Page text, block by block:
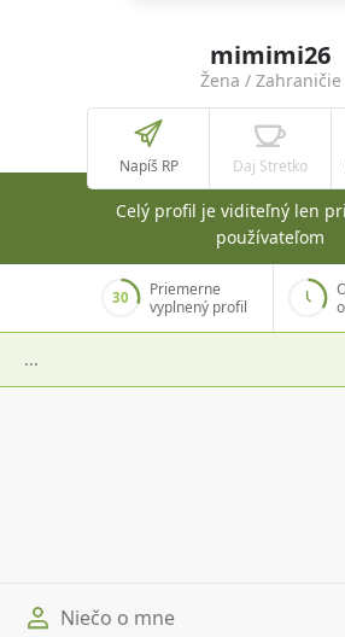
mimimi26
Žena / Zahraničie
Napíš RP Daj Stretko
Celý profil je viditeľný len
používateľom
30
Priemerne
vyplnený profil
...
Niečo o mne